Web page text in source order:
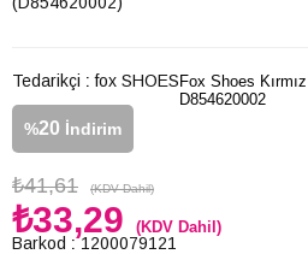
Tedarikçi : fox SHOES
%20 İndirim
₺41,61 (KDV Dahil)
₺33,29 (KDV Dahil)
Barkod : 1200079121
Fox Shoes
D854620002